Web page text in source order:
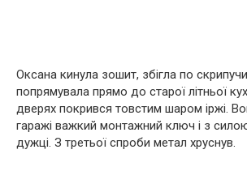
Оксана кинула зошит, збігла по
попрямувала прямо до старої літньої
дверях покрився товстим шаром іржі.
гаражі важкий монтажний ключ і з
дужці. З третьої спроби метал хруснув.